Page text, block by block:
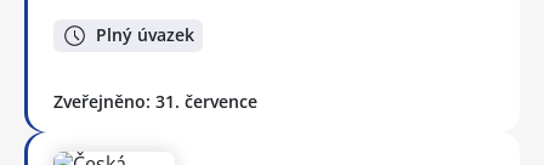
Plný úvazek
Zveřejněno: 31. července